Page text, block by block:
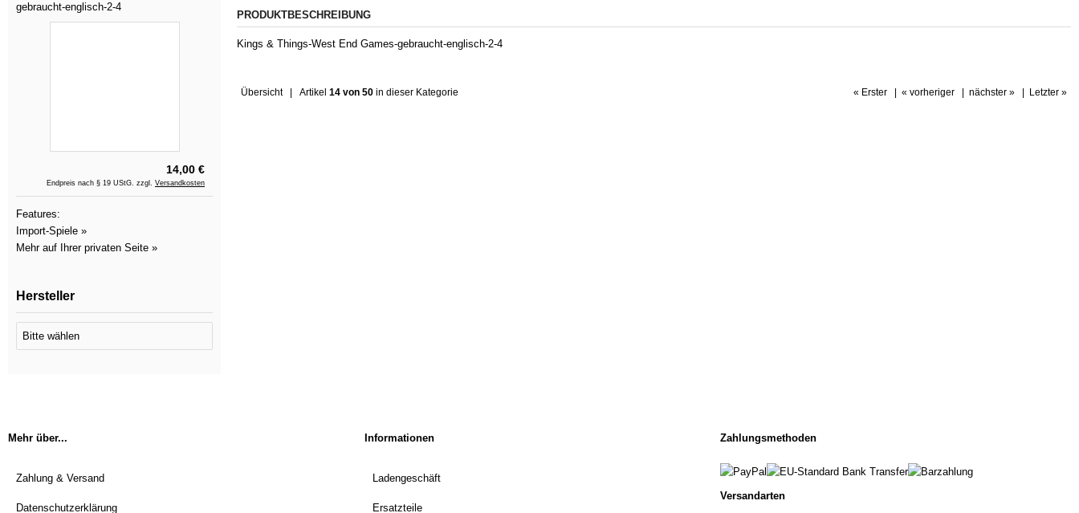
PRODUKTBESCHREIBUNG
Kings & Things-West End Games-gebraucht-englisch-2-4
Übersicht| Artikel 14 von 50 in dieser Kategorie « Erster « vorheriger nächster » Letzter »
gebraucht-englisch-2-4
14,00 €
Endpreis nach § 19 UStG. zzgl. Versandkosten
Features:
Import-Spiele »
Mehr auf Ihrer privaten Seite »
Hersteller
Mehr über...
Zahlung & Versand
Datenschutzerklärung
Informationen
Ladengeschäft
Ersatzteile
Zahlungsmethoden
Versandarten